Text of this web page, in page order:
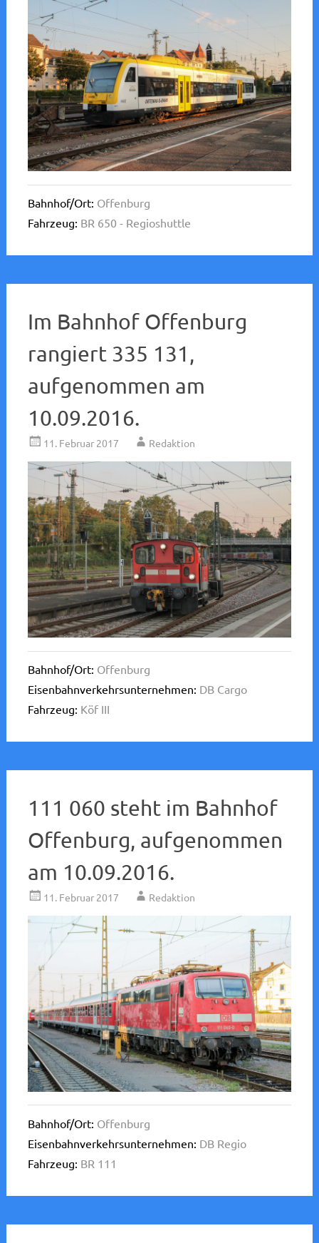
Bahnhof/Ort: Offenburg
Fahrzeug: BR 650 - Regioshuttle
Im Bahnhof Offenburg
rangiert 335 131,
aufgenommen am
10.09.2016.
11. Februar 2017 Redaktion
Bahnhof/Ort: Offenburg
Eisenbahnverkehrsunternehmen: DB Cargo
Fahrzeug: Köf III
111 060 steht im Bahnhof
Offenburg, aufgenommen
am 10.09.2016.
11. Februar 2017 Redaktion
Bahnhof/Ort: Offenburg
Eisenbahnverkehrsunternehmen: DB Regio
Fahrzeug: BR 111